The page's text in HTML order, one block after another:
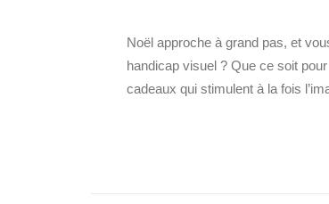
Noël approche à grand pas, et
handicap visuel ? Que ce soit
cadeaux qui stimulent à la fois